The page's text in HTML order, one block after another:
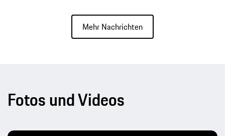
Mehr Nachrichten
Fotos und Videos